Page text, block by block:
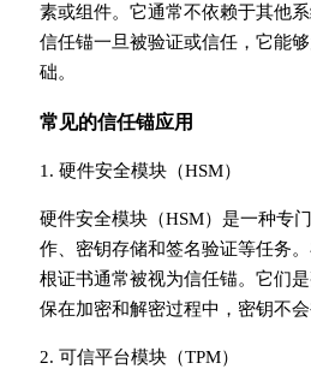
素或组件。它通常不依赖于其他
信任锚一旦被验证或信任，它能
础。
常见的信任锚应用
1. 硬件安全模块（HSM）
硬件安全模块（HSM）是一种专
作、密钥存储和签名验证等任务
根证书通常被视为信任锚。它们
保在加密和解密过程中，密钥不会
2. 可信平台模块（TPM）